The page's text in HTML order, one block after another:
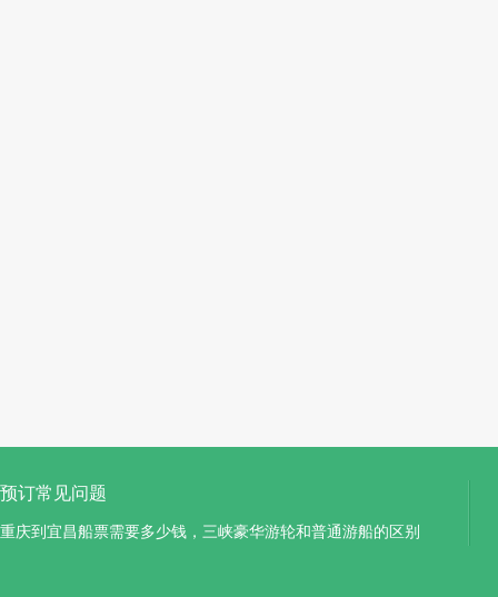
预订常见问题
重庆到宜昌船票需要多少钱，三峡豪华游轮和普通游船的区别